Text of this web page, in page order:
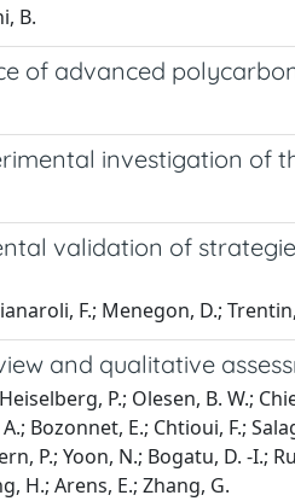
B.
of advanced
investigation of
validation of
F.; Menegon, D.;
and qualitative
P.; Olesen, B. W.;
Bozonnet, E.; Chtioui, F.;
P.; Yoon, N.; Bogatu, D. -I.;
H.; Arens, E.; Zhang, G.